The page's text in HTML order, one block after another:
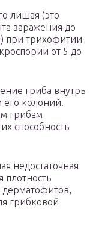
лишая (это
заражения до
при трихофитии
от 5 до
гриба внутрь
его колоний.
грибам
способность
недостаточная
плотность
дерматофитов,
грибковой